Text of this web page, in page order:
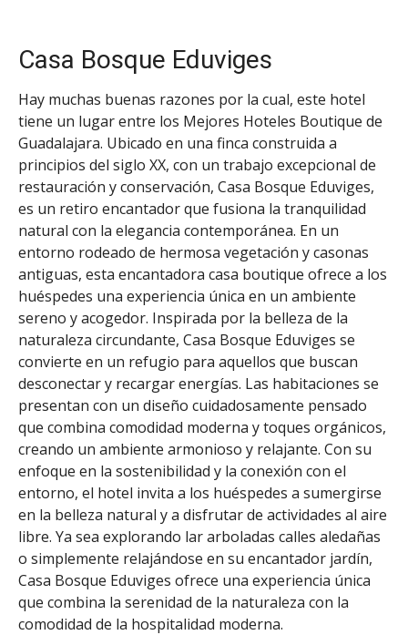
Casa Bosque Eduviges
Hay muchas buenas razones por la cual, este hotel
tiene un lugar entre los Mejores Hoteles Boutique de
Guadalajara. Ubicado en una finca construida a
principios del siglo XX, con un trabajo excepcional de
restauración y conservación, Casa Bosque Eduviges,
es un retiro encantador que fusiona la tranquilidad
natural con la elegancia contemporánea. En un
entorno rodeado de hermosa vegetación y casonas
antiguas, esta encantadora casa boutique ofrece a los
huéspedes una experiencia única en un ambiente
sereno y acogedor. Inspirada por la belleza de la
naturaleza circundante, Casa Bosque Eduviges se
convierte en un refugio para aquellos que buscan
desconectar y recargar energías. Las habitaciones se
presentan con un diseño cuidadosamente pensado
que combina comodidad moderna y toques orgánicos,
creando un ambiente armonioso y relajante. Con su
enfoque en la sostenibilidad y la conexión con el
entorno, el hotel invita a los huéspedes a sumergirse
en la belleza natural y a disfrutar de actividades al aire
libre. Ya sea explorando lar arboladas calles aledañas
o simplemente relajándose en su encantador jardín,
Casa Bosque Eduviges ofrece una experiencia única
que combina la serenidad de la naturaleza con la
comodidad de la hospitalidad moderna.